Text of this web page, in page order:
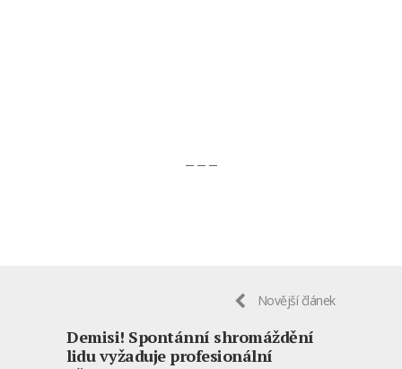
– – –
Novější článek
Demisi! Spontánní shromáždění
lidu vyžaduje profesionální